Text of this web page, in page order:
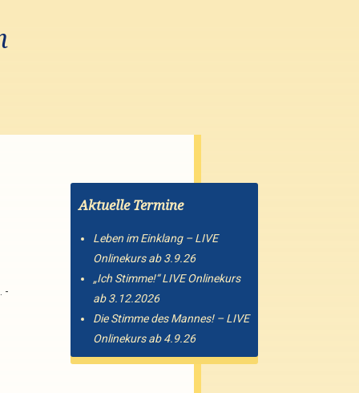
-
Aktuelle Termine
Leben im Einklang – LIVE
Onlinekurs ab 3.9.26
„Ich Stimme!“ LIVE Onlinekurs
ab 3.12.2026
Die Stimme des Mannes! – LIVE
Onlinekurs ab 4.9.26